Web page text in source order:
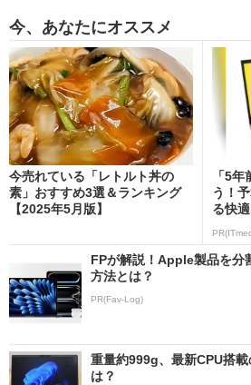
今、あなたにオススメ
今売れている「レトルト丼の
素」おすすめ3選＆ランキング
【2025年5月版】
「5
う！
る快
FPが解説！Apple製品を分
方法とは？
PR(Fav-Log)
重量約999g、最新CPU搭
は？